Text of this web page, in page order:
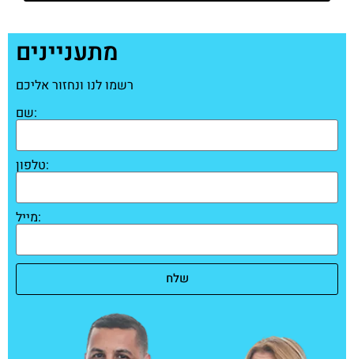
מתעניינים
רשמו לנו ונחזור אליכם
שם:
טלפון:
מייל:
שלח